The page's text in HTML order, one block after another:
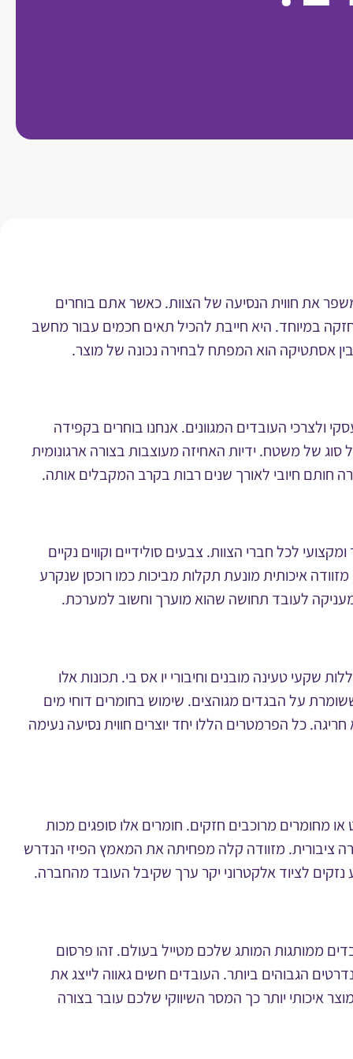
משפר את חווית הנסיעה של הצוות. כאשר אתם בוחרים
במיוחד. היא חייבת להכיל תאים חכמים עבור מחשב
לבין אסתטיקה הוא המפתח לבחירה נכונה של מוצר.
העובדים המגוונים. אנחנו בוחרים בקפידה
של משטח. ידיות האחיזה מעוצבות בצורה ארגונומית
חותם חיובי לאורך שנים רבות בקרב המקבלים אותה.
לכל חברי הצוות. צבעים סולידיים וקווים נקיים
איכותית מונעת תקלות מביכות כמו רוכסן שנקרע
לעובד תחושה שהוא מוערך וחשוב למערכת.
שקעי טעינה מובנים וחיבורי יו אס בי. תכונות אלו
על הבגדים מגוהצים. שימוש בחומרים דוחי מים
כל הפרמטרים הללו יחד יוצרים חווית נסיעה נעימה
מחומרים מרוכבים חזקים. חומרים אלו סופגים מכות
ציבורית. מזוודה קלה מפחיתה את המאמץ הפיזי הנדרש
לציוד אלקטרוני יקר ערך שקיבל העובד מהחברה.
ממותגות המותג שלכם מטייל בעולם. זהו פרסום
הגבוהים ביותר. העובדים חשים גאווה לייצג את
איכותי יותר כך המסר השיווקי שלכם עובר בצורה